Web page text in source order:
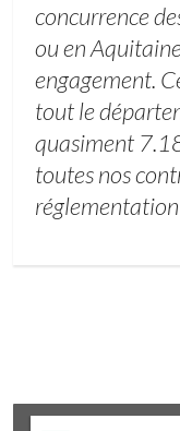
concurrence
ou en
engagement.
tout le
quasiment
toutes nos